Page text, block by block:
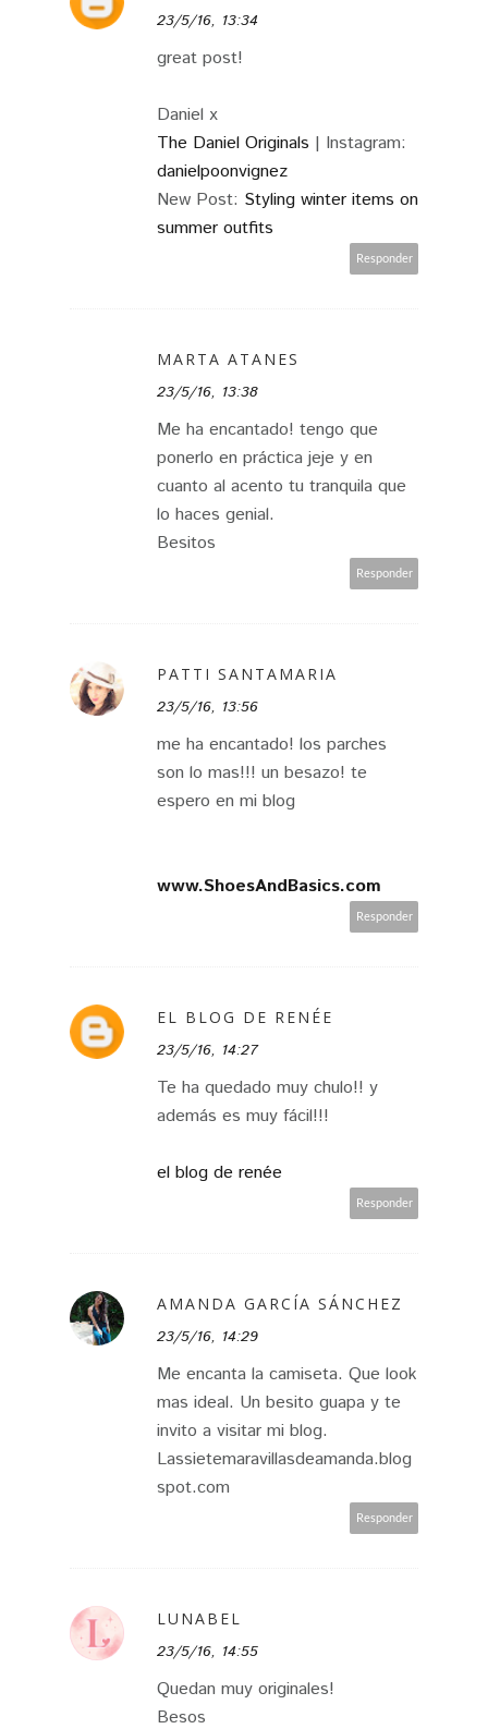
23/5/16, 13:34
great post!
Daniel x
The Daniel Originals | Instagram:
danielpoonvignez
New Post: Styling winter items on
summer outfits
Responder
MARTA ATANES
23/5/16, 13:38
Me ha encantado! tengo que
ponerlo en práctica jeje y en
cuanto al acento tu tranquila que
lo haces genial.
Besitos
Responder
PATTI SANTAMARIA
23/5/16, 13:56
me ha encantado! los parches
son lo mas!!! un besazo! te
espero en mi blog
www.ShoesAndBasics.com
Responder
EL BLOG DE RENÉE
23/5/16, 14:27
Te ha quedado muy chulo!! y
además es muy fácil!!!
el blog de renée
Responder
AMANDA GARCÍA SÁNCHEZ
23/5/16, 14:29
Me encanta la camiseta. Que look
mas ideal. Un besito guapa y te
invito a visitar mi blog.
Lassietemaravillasdeamanda.blog
spot.com
Responder
LUNABEL
23/5/16, 14:55
Quedan muy originales!
Besos